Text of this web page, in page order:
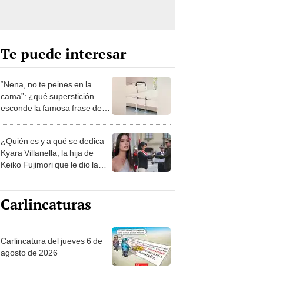
Te puede interesar
“Nena, no te peines en la
cama”: ¿qué superstición
esconde la famosa frase de
¿Quién es y a qué se dedica
Kyara Villanella, la hija de
Keiko Fujimori que le dio la
Carlincaturas
Carlincatura del jueves 6 de
agosto de 2026